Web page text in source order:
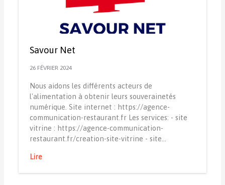
Savour Net
26 FÉVRIER 2024
Nous aidons les différents acteurs de
l'alimentation à obtenir leurs souverainetés
numérique. Site internet : https://agence-
communication-restaurant.fr Les services: - site
vitrine : https://agence-communication-
restaurant.fr/creation-site-vitrine - site…
Lire